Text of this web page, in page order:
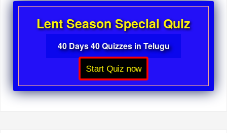
Lent Season Special Quiz
40 Days 40 Quizzes in Telugu
Start Quiz now